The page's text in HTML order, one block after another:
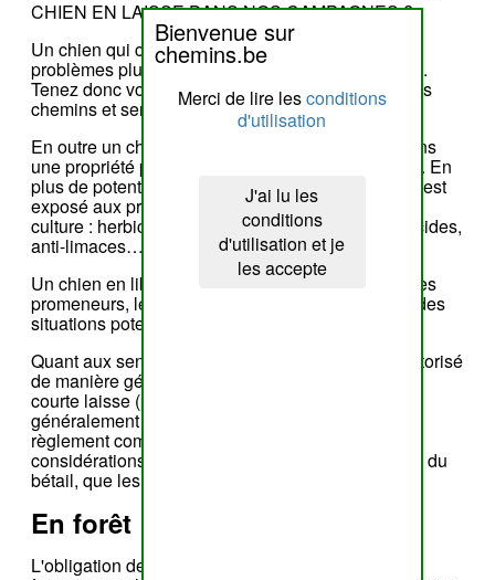
Bienvenue sur
chemins.be
Merci de lire lesconditions
d'utilisation
J'ai lu les
conditions
d'utilisation et je
les accepte
CHIEN EN LAISSE DANS NOS CAMPAGNES ?
Un chien qui court après le bétail causera des
problèmes plus ou moins grave chez nos animaux.
Tenez donc votre chiens en laisse y compris sur les
chemins et sentiers longeant les prairies.
En outre un chien qui court dans un champ est dans
une propriété privée, ce qui se doit d’être respecté. En
plus de potentiellement abîmer la récolte, le chien est
exposé aux produits qui ont été pulvérisés sur la
culture : herbicides, insecticides, hormones, fongicides,
anti-limaces… Merci pour votre respect.
Un chien en liberté risque aussi d'effrayer les autres
promeneurs, les VTTistes, un cheval créant ainsi des
situations potentiellement dangereuses.
Quant aux sentiers travesant des prairies, il est autorisé
de manière générale, de circuler avec un chien à
courte laisse (pour rester sur le sentier public,
généralement large de 1m20). Cependant un
règlement communal peut l'interdire sur base de
considérations de prophylaxie contre les maladies du
bétail, que les chiens peuvent véhiculer.
En forêt
L'obligation de tenir son chien en laisse en milieu